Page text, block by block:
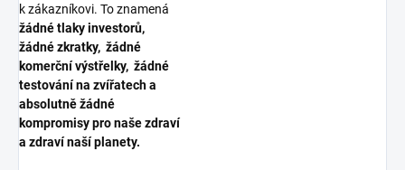
k zákazníkovi. To znamená
žádné tlaky investorů,
žádné zkratky, žádné
komerční výstřelky, žádné
testování na zvířatech a
absolutně žádné
kompromisy pro naše zdraví
a zdraví naší planety.